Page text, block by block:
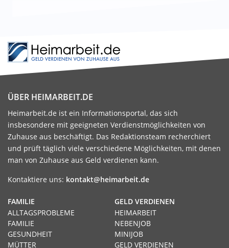
ÜBER HEIMARBEIT.DE
Heimarbeit.de ist ein Informationsportal, das sich
insbesondere mit geeigneten Verdienstmöglichkeiten von
Zuhause aus beschäftigt. Das Redaktionsteam recherchiert
und prüft täglich viele verschiedene Möglichkeiten, mit denen
man von Zuhause aus Geld verdienen kann.
Kontaktiere uns: kontakt@heimarbeit.de
GELD VERDIENEN
HEIMARBEIT
NEBENJOB
MINIJOB
GELD VERDIENEN
FAMILIE
ALLTAGSPROBLEME
FAMILIE
GESUNDHEIT
MÜTTER